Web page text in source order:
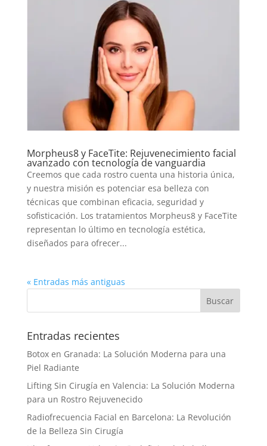
Morpheus8 y FaceTite: Rejuvenecimiento facial
avanzado con tecnología de vanguardia
Creemos que cada rostro cuenta una historia única,
y nuestra misión es potenciar esa belleza con
técnicas que combinan eficacia, seguridad y
sofisticación. Los tratamientos Morpheus8 y FaceTite
representan lo último en tecnología estética,
diseñados para ofrecer...
« Entradas más antiguas
Entradas recientes
Botox en Granada: La Solución Moderna para una
Piel Radiante
Lifting Sin Cirugía en Valencia: La Solución Moderna
para un Rostro Rejuvenecido
Radiofrecuencia Facial en Barcelona: La Revolución
de la Belleza Sin Cirugía